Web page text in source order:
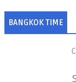
BANGKOK TIME